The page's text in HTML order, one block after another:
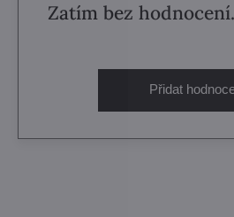
Zatím bez
Přidat